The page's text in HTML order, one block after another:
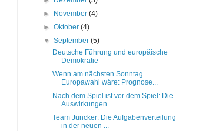
►
November(4)
►Oktober(4)
▼September(5)
Deutsche Führung und europäische
Demokratie
Wenn am nächsten Sonntag
Europawahl wäre: Prognose...
Nach dem Spiel ist vor dem Spiel: Die
Auswirkungen...
Team Juncker: Die Aufgabenverteilung
in der neuen ...